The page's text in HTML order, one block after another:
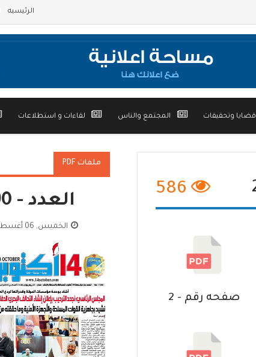
الرئيسيه
قضايا وتحقيقات المجتمع والناس لقاءات و استطلاعات
586
صفحه رقم - 2
ملفات PDF
العدد - 18190
الخميس, 06 أغسطس 2026